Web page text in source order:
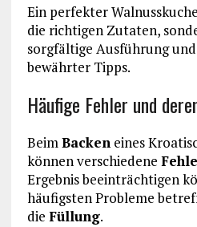
Ein perfekter
die richtigen Zutaten,
sorgfältige Ausführung
bewährter Tipps.
Häufige Fehler und
BeimBackeneines
können verschiedene
Ergebnis beeinträchtigen
häufigsten Probleme
die Füllung.